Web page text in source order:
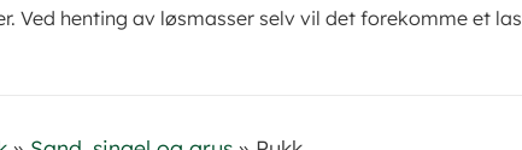
Ved henting av løsmasser selv vil det forekomme et